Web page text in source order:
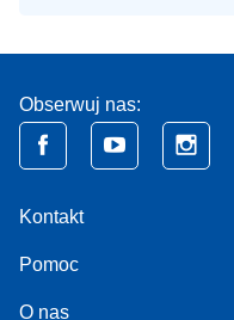
Obserwuj nas:
Kontakt
Pomoc
O nas